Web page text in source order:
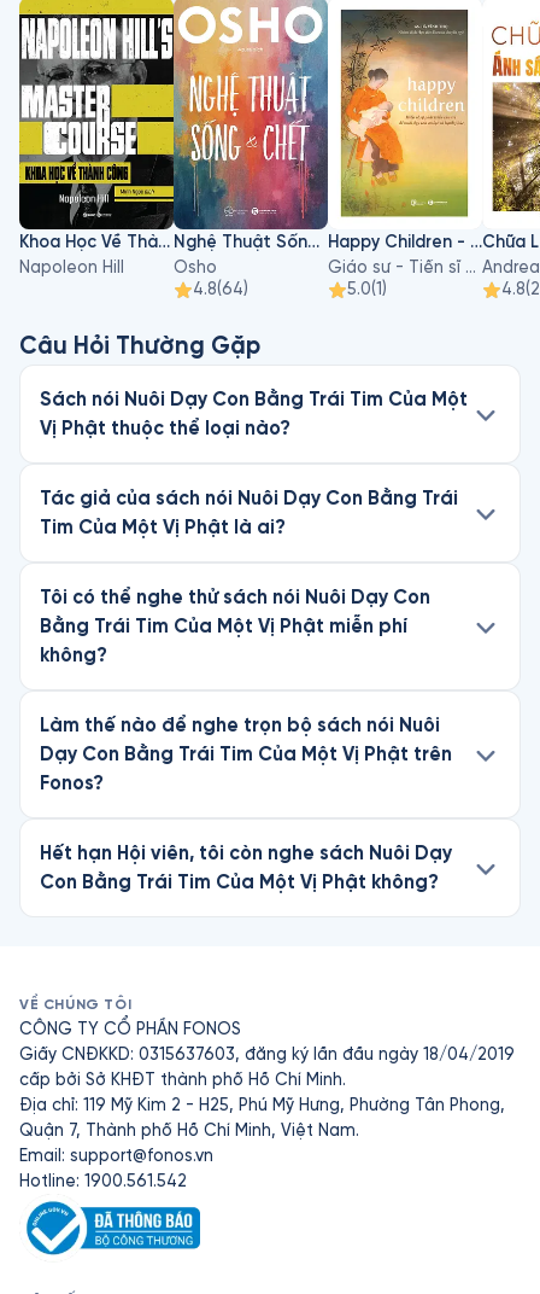
Khoa Học Về Thành Công
Napoleon Hill
Nghệ Thuật Sống Và Chết
Osho
4.8(64)
Happy Children - Hiểu Về Sự Phát Triển Của Trẻ Để Nuôi Dạy Con An Lạc Và Hạnh Phúc
Giáo sư - Tiến sĩ Hà Vĩnh Thọ
5.0(1)
4.8(
Câu Hỏi Thường Gặp
Sách nói Nuôi Dạy Con Bằng Trái Tim Của Một
Vị Phật thuộc thể loại nào?
Tác giả của sách nói Nuôi Dạy Con Bằng Trái
Tim Của Một Vị Phật là ai?
Tôi có thể nghe thử sách nói Nuôi Dạy Con
Bằng Trái Tim Của Một Vị Phật miễn phí
không?
Làm thế nào để nghe trọn bộ sách nói Nuôi
Dạy Con Bằng Trái Tim Của Một Vị Phật trên
Fonos?
Hết hạn Hội viên, tôi còn nghe sách Nuôi Dạy
Con Bằng Trái Tim Của Một Vị Phật không?
VỀ CHÚNG TÔI
CÔNG TY CỔ PHẦN FONOS
Giấy CNĐKKD: 0315637603, đăng ký lần đầu ngày 18/04/2019
cấp bởi Sở KHĐT thành phố Hồ Chí Minh.
Địa chỉ: 119 Mỹ Kim 2 - H25, Phú Mỹ Hưng, Phường Tân Phong,
Quận 7, Thành phố Hồ Chí Minh, Việt Nam.
Email: support@fonos.vn
Hotline: 1900.561.542